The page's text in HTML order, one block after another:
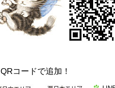
QRコードで追加！